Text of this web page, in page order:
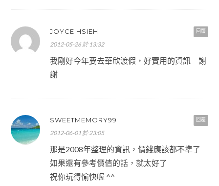
回覆
JOYCE HSIEH
2012-05-26 於 13:32
我剛好今年要去華欣渡假，好實用的資訊 謝
謝
回覆
SWEETMEMORY99
2012-06-01 於 23:05
那是2008年整理的資訊，價錢應該都不準了
如果還有參考價值的話，就太好了
祝你玩得愉快喔 ^^